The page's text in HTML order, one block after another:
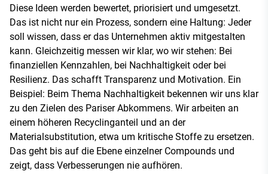
Diese Ideen werden bewertet, priorisiert und umgesetzt.
Das ist nicht nur ein Prozess, sondern eine Haltung: Jeder
soll wissen, dass er das Unternehmen aktiv mitgestalten
kann. Gleichzeitig messen wir klar, wo wir stehen: Bei
finanziellen Kennzahlen, bei Nachhaltigkeit oder bei
Resilienz. Das schafft Transparenz und Motivation. Ein
Beispiel: Beim Thema Nachhaltigkeit bekennen wir uns klar
zu den Zielen des Pariser Abkommens. Wir arbeiten an
einem höheren Recyclinganteil und an der
Materialsubstitution, etwa um kritische Stoffe zu ersetzen.
Das geht bis auf die Ebene einzelner Compounds und
zeigt, dass Verbesserungen nie aufhören.